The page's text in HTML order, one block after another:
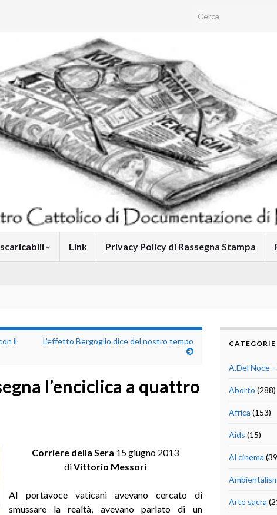
Search for:
Link Privacy Policy di Rassegna Stampa
il
L’effetto Bergoglio dice del nostro tempo
l’enciclica a quattro
Corriere della Sera 15 giugno 2013
diVittorio Messori
AI portavoce vaticani avevano cercato di
smussare la realtà, avevano parlato di un
CATEGORIE
A.Del Noce
Aborto (288)
Africa (153)
Aids (15)
Al cinema
Arte sacra